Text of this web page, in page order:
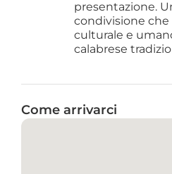
presentazione.
condivisione
culturale e
calabrese
Come arrivarci